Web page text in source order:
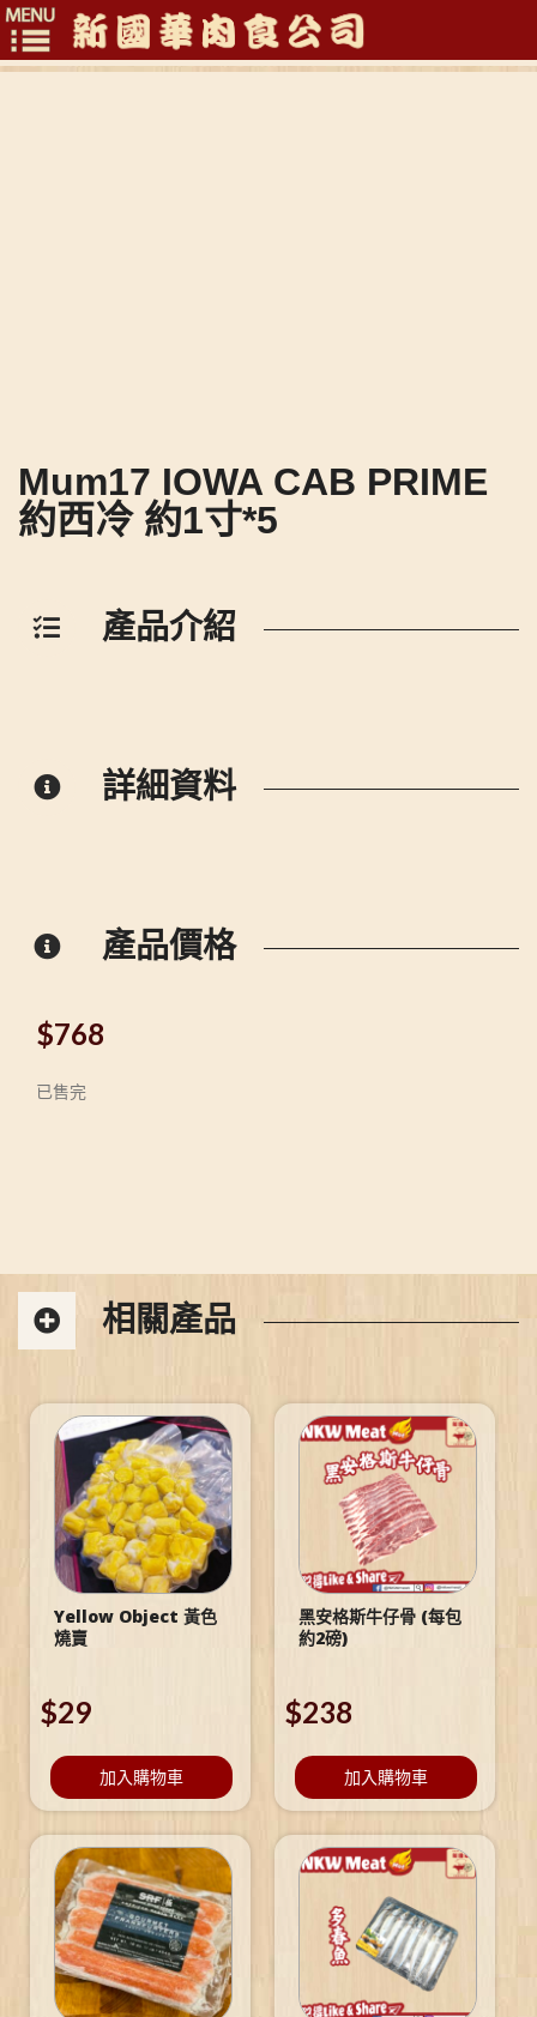
Toggle
Mum17 IOWA CAB PRIME
約西冷 約1寸*5
產品介紹
詳細資料
產品價格
$768
已售完
相關產品
Yellow Object 黃色
燒賣
$29
加入購物車
黑安格斯牛仔骨 (每包
約2磅)
$238
加入購物車